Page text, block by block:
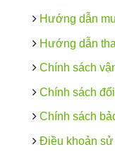
Hướng dẫn
Hướng dẫn
Chính sách
Chính sách
Chính sách
Điều khoản sử